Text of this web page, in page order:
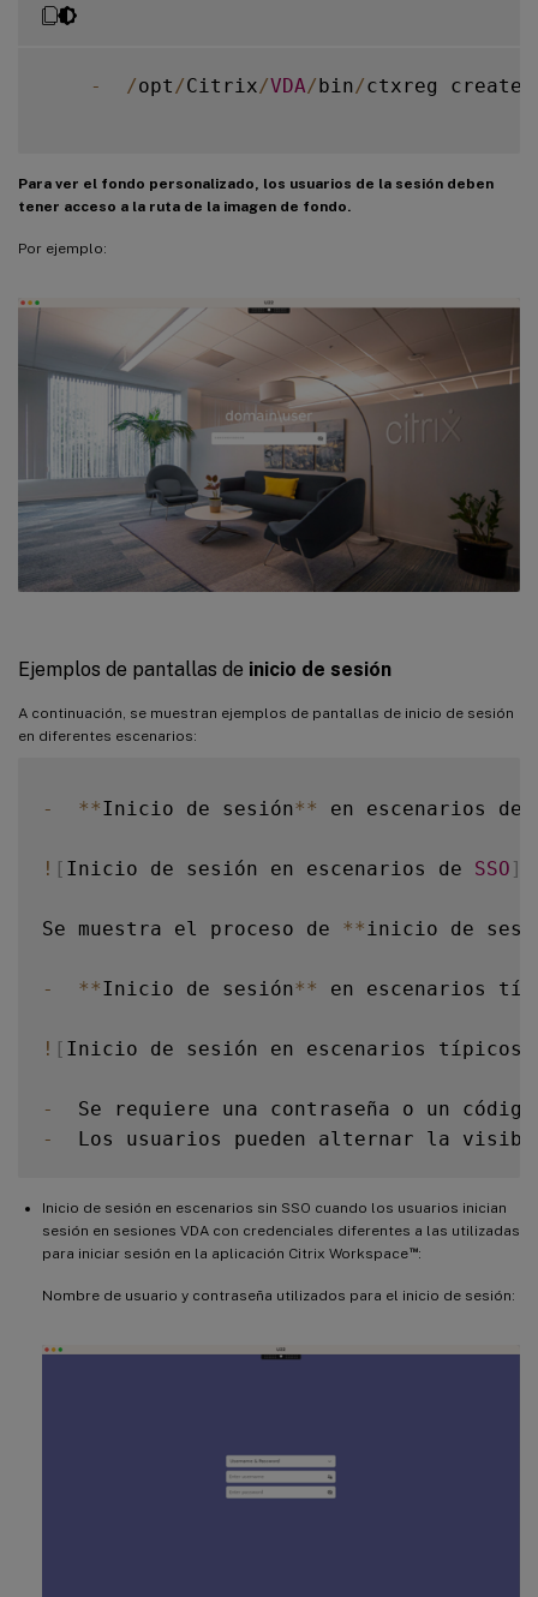
- /opt/Citrix/VDA/ bin/ctxreg create
Para ver el fondo personalizado, los usuarios de la sesión deben
tener acceso a la ruta de la imagen de fondo.
Por ejemplo:
Ejemplos de pantallas de inicio de sesión
A continuación, se muestran ejemplos de pantallas de inicio de sesión
en diferentes escenarios:
- **Inicio de sesión** en escenarios
! [ Inicio de sesión en escenarios de SSO ]
Se muestra el proceso de ** inicio de
- **Inicio de sesión** en escenarios
! [ Inicio de sesión en escenarios
-
Se requiere una contraseña o un
-
Los usuarios pueden alternar la
Inicio de sesión en escenarios sin SSO cuando los usuarios inician
sesión en sesiones VDA con credenciales diferentes a las utilizadas
para iniciar sesión en la aplicación Citrix Workspace™:
Nombre de usuario y contraseña utilizados para el inicio de sesión: